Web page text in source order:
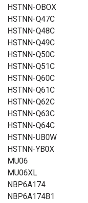
HSTNN-OBOX
HSTNN-Q47C
HSTNN-Q48C
HSTNN-Q49C
HSTNN-Q50C
HSTNN-Q51C
HSTNN-Q60C
HSTNN-Q61C
HSTNN-Q62C
HSTNN-Q63C
HSTNN-Q64C
HSTNN-UB0W
HSTNN-YB0X
MU06
MU06XL
NBP6A174
NBP6A174B1